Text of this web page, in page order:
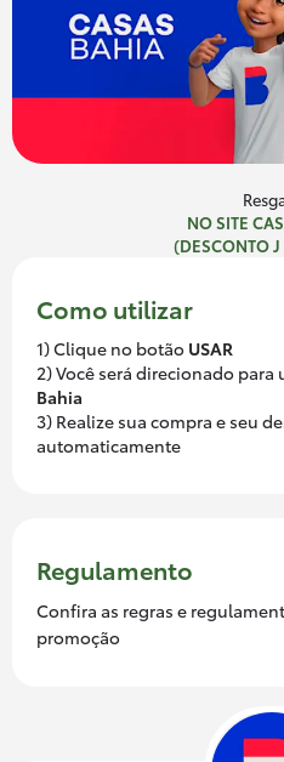
NO SITE
(DESCONTO
Como utilizar
1) Clique no botão USAR
2) Você será direcionado para
Bahia
3) Realize sua compra e seu
automaticamente
Regulamento
Confira as regras e
promoção